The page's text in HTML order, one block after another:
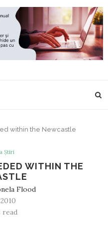
within the Newcastle
Știri
WITHIN THE
Flood
read